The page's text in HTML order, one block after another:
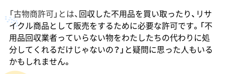
「古物商許可」とは、 回収した不用品を買い取ったり、リサ
イクル商品として販売をするために必要な許可です。「不
用品回収業者っていらない物をわたしたちの代わりに処
分してくれるだけじゃないの？」と疑問に思った人もいる
かもしれません。